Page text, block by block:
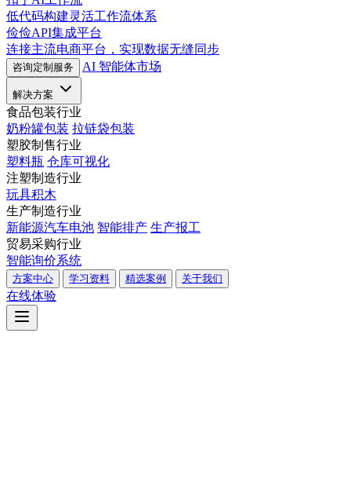
低代码构建灵活工作流体系
俭俭API集成平台
连接主流电商平台，实现数据无缝同步
咨询定制服务 AI 智能体市场
解决方案
食品包装行业
奶粉罐包装 拉链袋包装
塑胶制售行业
塑料瓶 仓库可视化
注塑制造行业
玩具积木
生产制造行业
新能源汽车电池 智能排产 生产报工
贸易采购行业
智能询价系统
方案中心 学习资料 精选案例 关于我们
在线体验